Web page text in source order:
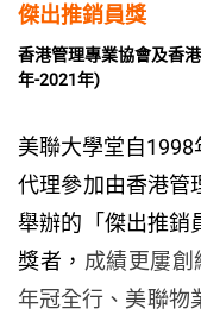
傑出推銷員獎
香港管理專業協會及香
年-2021年)
美聯大學堂自
代理參加由香港管
舉辦的「傑出推銷
獎者， 成績更屢
年冠全行、美聯物